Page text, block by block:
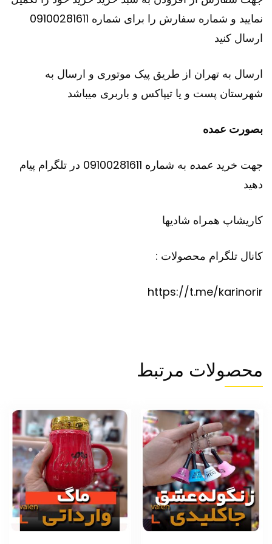
نمایید و شماره سفارش را برای شماره 09100281611
ارسال کنید
ارسال به تهران از طریق پیک موتوری و ارسال به
شهرستان پست و یا تیپاکس و باربری میباشد
بصورت عمده
جهت خرید عمده
به شماره 09100281611 در تلگرام پیام
دهید
کاریشاپ همراه شادیها
کانال تلگرام محصولات :
https://t.me/karinorir
محصولات مرتبط